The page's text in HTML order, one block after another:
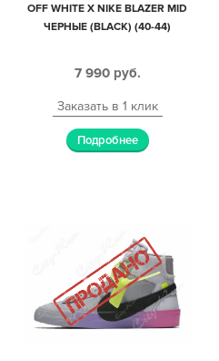
OFF WHITE X NIKE BLAZER MID
ЧЕРНЫЕ (BLACK) (40-44)
7 990 руб.
Заказать в 1 клик
Подробнее